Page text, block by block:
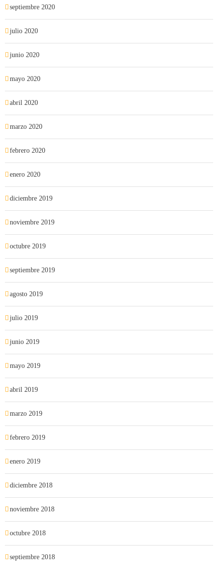
septiembre 2020
julio 2020
junio 2020
mayo 2020
abril 2020
marzo 2020
febrero 2020
enero 2020
diciembre 2019
noviembre 2019
octubre 2019
septiembre 2019
agosto 2019
julio 2019
junio 2019
mayo 2019
abril 2019
marzo 2019
febrero 2019
enero 2019
diciembre 2018
noviembre 2018
octubre 2018
septiembre 2018